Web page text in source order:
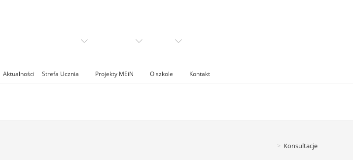
Aktualności Strefa Ucznia Projekty MEiN O szkole Kontakt
> Konsultacje